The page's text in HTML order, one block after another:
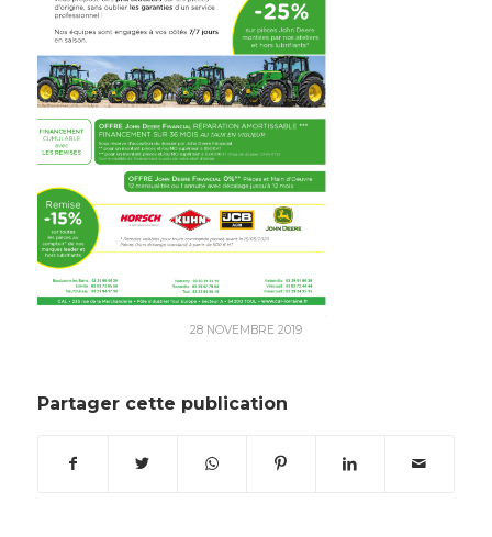
28 NOVEMBRE 2019
Partager cette publication